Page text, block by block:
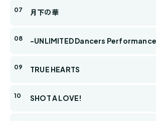
月下の華
-UNLIMITED Dancers
TRUE HEARTS
SHOT A LOVE!